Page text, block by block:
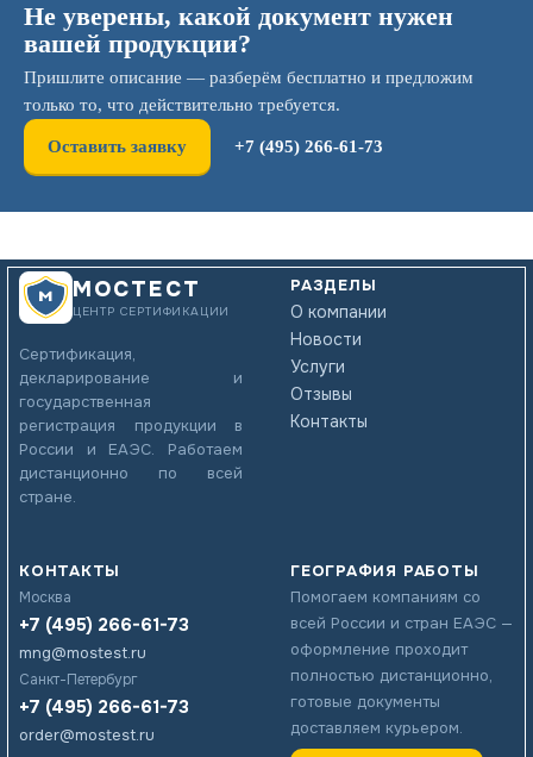
Не уверены, какой документ нужен
вашей продукции?
Пришлите описание — разберём бесплатно и предложим
только то, что действительно требуется.
Оставить заявку +7 (495) 266-61-73
МОСТЕСТ
ЦЕНТР СЕРТИФИКАЦИИ
Сертификация,
декларирование и
государственная
регистрация продукции в
России и ЕАЭС. Работаем
дистанционно по всей
стране.
РАЗДЕЛЫ
О компании
Новости
Услуги
Отзывы
Контакты
КОНТАКТЫ
Москва
+7 (495) 266-61-73
mng@mostest.ru
Санкт-Петербург
+7 (495) 266-61-73
order@mostest.ru
ГЕОГРАФИЯ РАБОТЫ
Помогаем компаниям со
всей России и стран ЕАЭС —
оформление проходит
полностью дистанционно,
готовые документы
доставляем курьером.